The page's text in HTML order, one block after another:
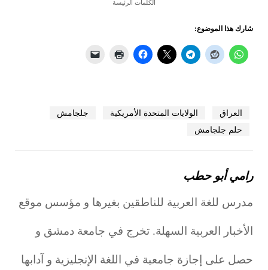
الكلمات الرئيسة
شارك هذا الموضوع:
العراق الولايات المتحدة الأمريكية
جلجامش
حلم جلجامش
رامي أبو حطب
مدرس للغة العربية للناطقين بغيرها و مؤسس موقع
الأخبار العربية السهلة. تخرج في جامعة دمشق و
حصل على إجازة جامعية في اللغة الإنجليزية و آدابها